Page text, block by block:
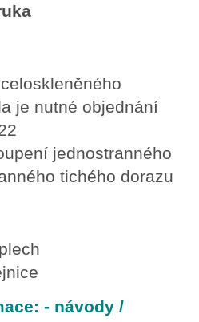
je nutné objednání
jednostranného
tichého dorazu
- návody /